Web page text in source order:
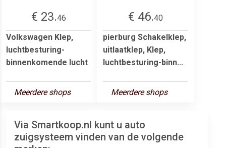
€ 23.46
Volkswagen Klep,
luchtbesturing-
binnenkomende lucht
Meerdere shops
€ 46.40
pierburg Schakelklep,
uitlaatklep, Klep,
luchtbesturing-binn...
Meerdere shops
Via Smartkoop.nl kunt u auto
zuigsysteem vinden van de volgende